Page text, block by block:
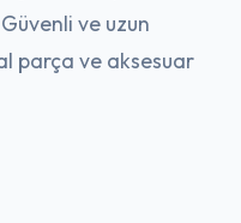
ve uzun
parça ve aksesuar